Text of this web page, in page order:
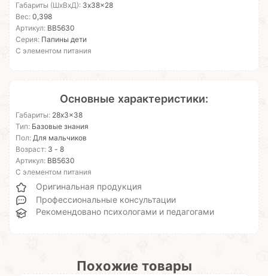
Габариты (ШхВхД): 3x38x28
Вес: 0,398
Артикул: ВВ5630
Серия: Папины дети
С элементом питания
Основные характеристики:
Габариты: 28x3x38
Тип: Базовые знания
Пол: Для мальчиков
Возраст: 3 - 8
Артикул: ВВ5630
С элементом питания
Оригинальная продукция
Профессиональные консультации
Рекомендовано психологами и педагогами
Похожие товары